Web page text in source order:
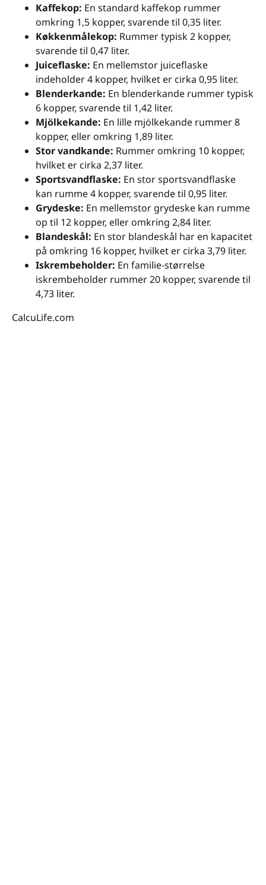
Kaffekop: En standard kaffekop rummer
omkring 1,5 kopper, svarende til 0,35 liter.
Køkkenmålekop: Rummer typisk 2 kopper,
svarende til 0,47 liter.
Juiceflaske: En mellemstor juiceflaske
indeholder 4 kopper, hvilket er cirka 0,95 liter.
Blenderkande: En blenderkande rummer typisk
6 kopper, svarende til 1,42 liter.
Mjölkekande: En lille mjölkekande rummer 8
kopper, eller omkring 1,89 liter.
Stor vandkande: Rummer omkring 10 kopper,
hvilket er cirka 2,37 liter.
Sportsvandflaske: En stor sportsvandflaske
kan rumme 4 kopper, svarende til 0,95 liter.
Grydeske: En mellemstor grydeske kan rumme
op til 12 kopper, eller omkring 2,84 liter.
Blandeskål: En stor blandeskål har en kapacitet
på omkring 16 kopper, hvilket er cirka 3,79 liter.
Iskrembeholder: En familie-størrelse
iskrembeholder rummer 20 kopper, svarende til
4,73 liter.
CalcuLife.com